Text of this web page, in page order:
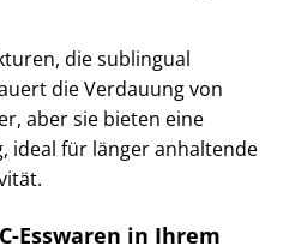
die sublingual
die Verdauung von
aber sie bieten eine
ideal für länger anhaltende
Esswaren in Ihrem